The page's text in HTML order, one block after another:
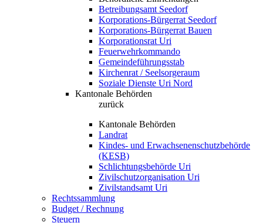
Betreibungsamt Seedorf
Korporations-Bürgerrat Seedorf
Korporations-Bürgerrat Bauen
Korporationsrat Uri
Feuerwehrkommando
Gemeindeführungsstab
Kirchenrat / Seelsorgeraum
Soziale Dienste Uri Nord
Kantonale Behörden
zurück
Kantonale Behörden
Landrat
Kindes- und Erwachsenenschutzbehörde
(KESB)
Schlichtungsbehörde Uri
Zivilschutzorganisation Uri
Zivilstandsamt Uri
Rechtssammlung
Budget / Rechnung
Steuern